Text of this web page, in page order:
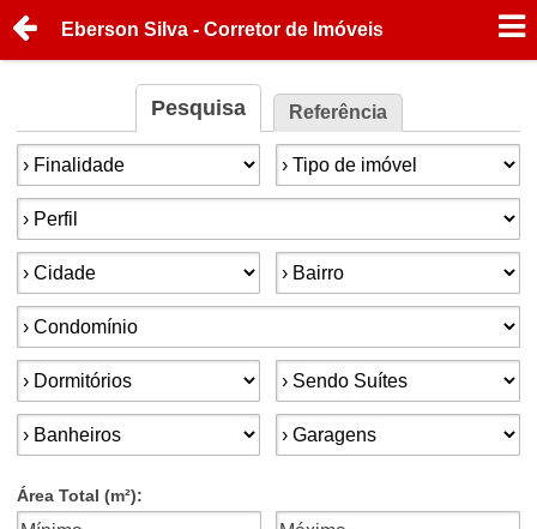
Eberson Silva - Corretor de Imóveis
Pesquisa Referência
Finalidade: Tipo de imóvel:
Perfil:
Cidade: Bairro:
Condomínios:
Dormitórios: Suítes:
Banheiros: Garagens:
Área Total (m²):